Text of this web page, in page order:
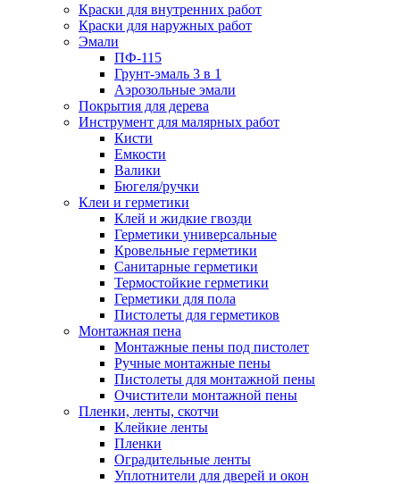
Краски для внутренних работ
Краски для наружных работ
Эмали
ПФ-115
Грунт-эмаль 3 в 1
Аэрозольные эмали
Покрытия для дерева
Инструмент для малярных работ
Кисти
Емкости
Валики
Бюгеля/ручки
Клеи и герметики
Клей и жидкие гвозди
Герметики универсальные
Кровельные герметики
Санитарные герметики
Термостойкие герметики
Герметики для пола
Пистолеты для герметиков
Монтажная пена
Монтажные пены под пистолет
Ручные монтажные пены
Пистолеты для монтажной пены
Очистители монтажной пены
Пленки, ленты, скотчи
Клейкие ленты
Пленки
Оградительные ленты
Уплотнители для дверей и окон